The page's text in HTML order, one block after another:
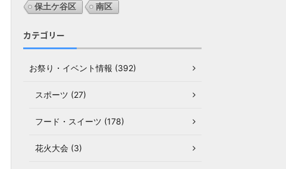
保土ケ谷区
南区
カテゴリー
お祭り・イベント情報 (392)
スポーツ (27)
フード・スイーツ (178)
花火大会 (3)